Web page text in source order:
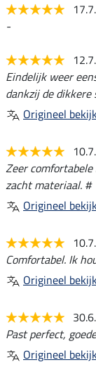
-
Eindelijk weer
dankzij de dikkere
Origineel
Zeer
zacht materiaal. #
Origineel
Comfortabel. Ik
Origineel
Past perfect,
Origineel